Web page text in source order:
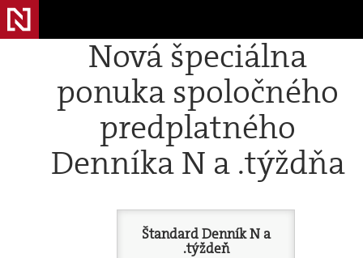
Nová špeciálna
ponuka spoločného
predplatného
Denníka N a .týždňa
Štandard Denník N a
.týždeň